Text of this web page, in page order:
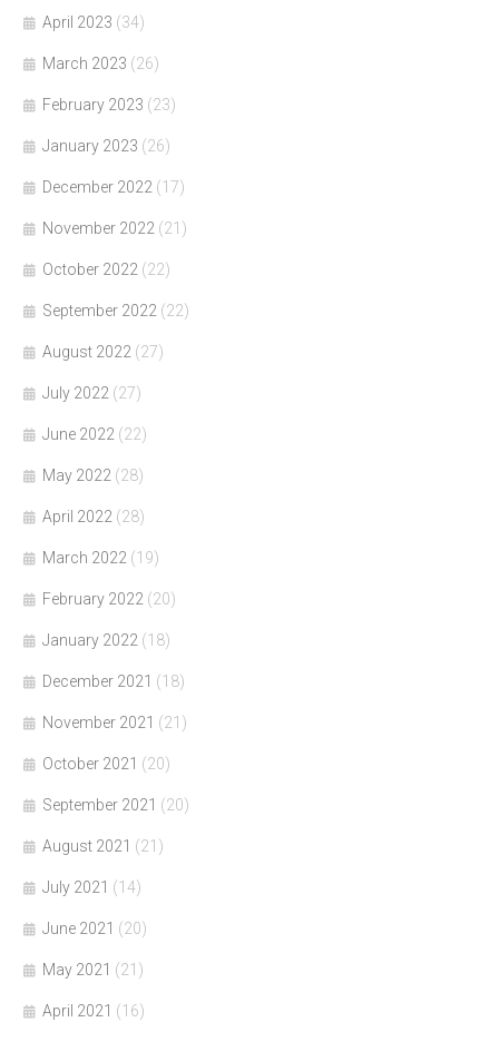
April 2023 (34)
March 2023 (26)
February 2023 (23)
January 2023 (26)
December 2022 (17)
November 2022 (21)
October 2022 (22)
September 2022 (22)
August 2022 (27)
July 2022 (27)
June 2022 (22)
May 2022 (28)
April 2022 (28)
March 2022 (19)
February 2022 (20)
January 2022 (18)
December 2021 (18)
November 2021 (21)
October 2021 (20)
September 2021 (20)
August 2021 (21)
July 2021 (14)
June 2021 (20)
May 2021 (21)
April 2021 (16)